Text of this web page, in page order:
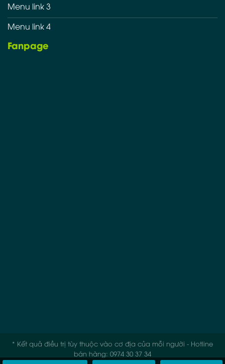
Menu link 3
Menu link 4
Fanpage
* Kết quả điều trị tùy thuộc vào cơ địa của mỗi người - Hotline
bán hàng: 0974 30 37 34